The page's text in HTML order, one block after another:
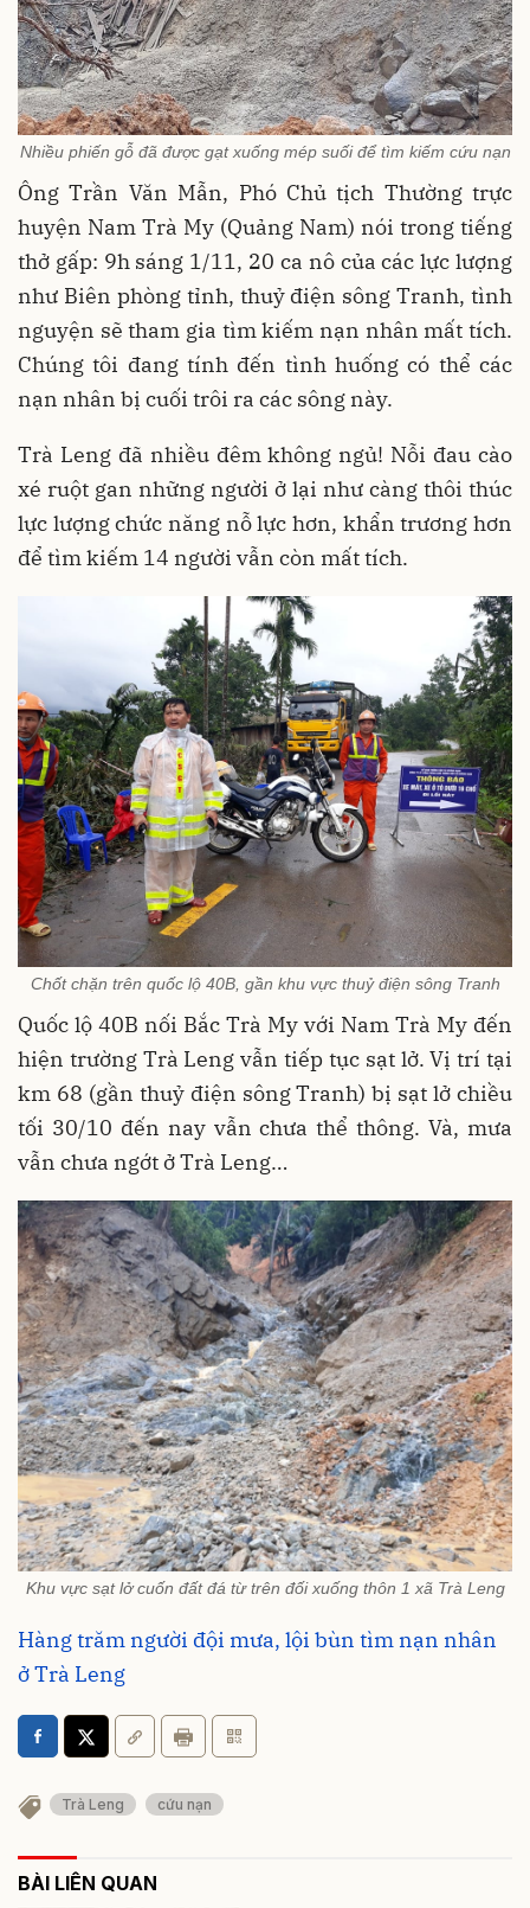
Nhiều phiến gỗ đã được gạt xuống mép suối để tìm kiếm cứu nạn
Ông Trần Văn Mẫn, Phó Chủ tịch Thường trực
huyện Nam Trà My (Quảng Nam) nói trong tiếng
thở gấp: 9h sáng 1/11, 20 ca nô của các lực lượng
như Biên phòng tỉnh, thuỷ điện sông Tranh, tình
nguyện sẽ tham gia tìm kiếm nạn nhân mất tích.
Chúng tôi đang tính đến tình huống có thể các
nạn nhân bị cuối trôi ra các sông này.
Trà Leng đã nhiều đêm không ngủ! Nỗi đau cào
xé ruột gan những người ở lại như càng thôi thúc
lực lượng chức năng nỗ lực hơn, khẩn trương hơn
để tìm kiếm 14 người vẫn còn mất tích.
Chốt chặn trên quốc lộ 40B, gần khu vực thuỷ điện sông Tranh
Quốc lộ 40B nối Bắc Trà My với Nam Trà My đến
hiện trường Trà Leng vẫn tiếp tục sạt lở. Vị trí tại
km 68 (gần thuỷ điện sông Tranh) bị sạt lở chiều
tối 30/10 đến nay vẫn chưa thể thông. Và, mưa
vẫn chưa ngớt ở Trà Leng…
Khu vực sạt lở cuốn đất đá từ trên đối xuống thôn 1 xã Trà Leng
Hàng trăm người đội mưa, lội bùn tìm nạn nhân
ở Trà Leng
Trà Leng cứu nạn
BÀI LIÊN QUAN